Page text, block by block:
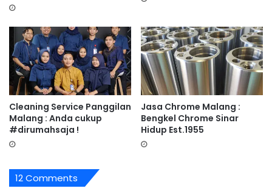
Cleaning Service Panggilan
Malang : Anda cukup
#dirumahsaja !
Jasa Chrome Malang :
Bengkel Chrome Sinar
Hidup Est.1955
12 Comments